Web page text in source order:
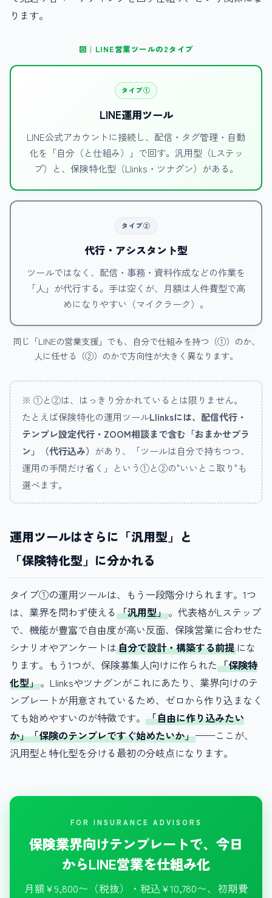
ります。
図｜LINE営業ツールの2タイプ
タイプ①
LINE運用ツール
LINE公式アカウントに接続し、配信・タグ管理・自動
化を「自分（と仕組み）」で回す。汎用型（Lステッ
プ）と、保険特化型（Llinks・ツナグン）がある。
タイプ②
代行・アシスタント型
ツールではなく、配信・事務・資料作成などの作業を
「人」が代行する。手は空くが、月額は人件費型で高
めになりやすい（マイクラーク）。
同じ「LINEの営業支援」でも、自分で仕組みを持つ（①）のか、
人に任せる（②）のかで方向性が大きく異なります。
※ ①と②は、はっきり分かれているとは限りません。
たとえば保険特化の運用ツールLlinksには、配信代行・
テンプレ設定代行・ZOOM相談まで含む「おまかせプラ
ン」（代行込み） があり、「ツールは自分で持ちつつ、
運用の手間だけ省く」という①と②の"いいとこ取り"も
選べます。
運用ツールはさらに「汎用型」と
「保険特化型」に分かれる
タイプ①の運用ツールは、もう一段階分けられます。1つ
は、業界を問わず使える 「汎用型」。代表格がLステップ
で、機能が豊富で自由度が高い反面、保険営業に合わせた
シナリオやアンケートは自分で設計・構築する前提にな
ります。もう1つが、保険募集人向けに作られた「保険特
化型」。Llinksやツナグンがこれにあたり、業界向けのテ
ンプレートが用意されているため、ゼロから作り込まなく
ても始めやすいのが特徴です。 「自由に作り込みたい
か」「保険のテンプレですぐ始めたいか」——ここが、
汎用型と特化型を分ける最初の分岐点になります。
FOR INSURANCE ADVISORS
保険業界向けテンプレートで、今日
からLINE営業を仕組み化
月額¥9,800〜（税抜）・税込¥10,780〜、初期費